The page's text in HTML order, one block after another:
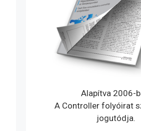
Alapítva 2006-
A Controller folyóirat
jogutódja.